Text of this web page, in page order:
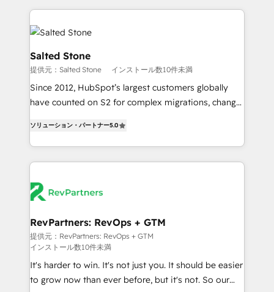
the Year 2024/25 INSIDEA helps growing companies
turn HubSpot into a revenue engine. We onboard
your team, migrate your data, and build AI-powered
workflows that drive adoption from week one, in
your time zone. What we do ➤ Onboarding: Live in
weeks, with workflows built around your business,
not a template. ➤ Migration: Move from any legacy
CRM. Zero downtime, full data integrity. ➤
Implementation: Configure HubSpot to run your
revenue process. Sales, marketing, and service wired
Ongoing Management: Monthly tune-ups, feature
rollouts, adoption coaching. Buying HubSpot,
built for the work.
Salted Stone
提供元：Salted Stone インストール数10件未満
Since 2012, HubSpot’s largest customers globally
have counted on S2 for complex migrations, change
solutions that deliver measurable impact and
transform brand experiences As one of the few full-
service creative agencies in the HubSpot
winning design to build scalable, globally
marketing campaigns, & RevOps frameworks that
fuel long-term success We connect the entire
customer lifecycle through seamless integrations,
ensure long-term adoption with change-
management programs, and align marketing, sales,
ソリューション・パートナー5.0
RevPartners: RevOps + GTM
提供元：RevPartners: RevOps + GTM
インストール数10件未満
It's harder to win. It's not just you. It should be easier
to grow now than ever before, but it's not. So our